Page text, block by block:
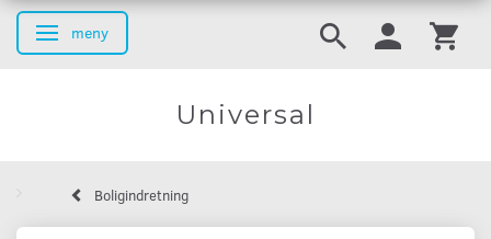
Ändra navigering
meny
Universal
Boligindretning